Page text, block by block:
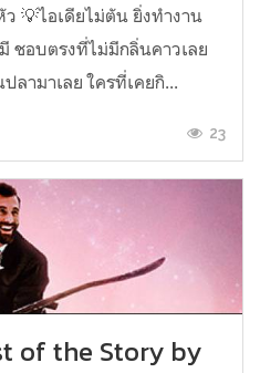
💡ไอเดียไม่ตัน ยิ่งทำงาน
ชอบตรงที่ไม่มีกลิ่นคาวเลย
ลามาเลย ใครที่เคยกิ...
23
of the Story by